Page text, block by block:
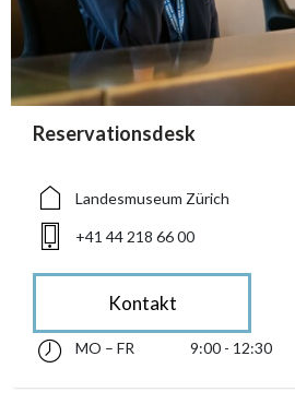
accessibility.sr-
Reservationsdesk
accessibility.sr-only.museum
Landesmuseum Zürich
accessibility.sr-only.phone
+41 44 218 66 00
Kontakt
accessibility.sr-only.opening_hours
Montag bis Freitag 09:00 -
MO – FR 9:00 - 12:30